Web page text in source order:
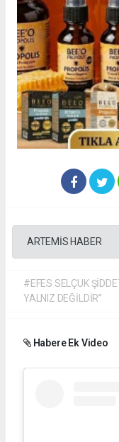
ARTEMİS HABER
#EFES SELÇUK
YALNIZ DEĞİLDİR”
Habere Ek Video